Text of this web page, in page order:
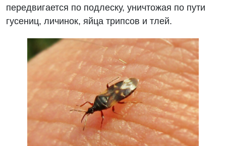
передвигается по подлеску, уничтожая по пути
гусениц, личинок, яйца трипсов и тлей.